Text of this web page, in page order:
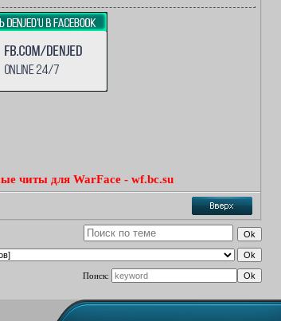
читы для WarFace - wf.bc.su
Поиск: